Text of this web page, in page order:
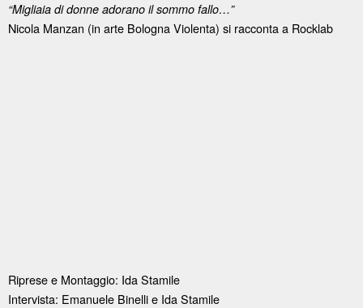
“Migliaia di donne adorano il sommo fallo…”
Nicola Manzan (in arte Bologna Violenta) si racconta a Rocklab
Riprese e Montaggio: Ida Stamile
Intervista: Emanuele Binelli e Ida Stamile